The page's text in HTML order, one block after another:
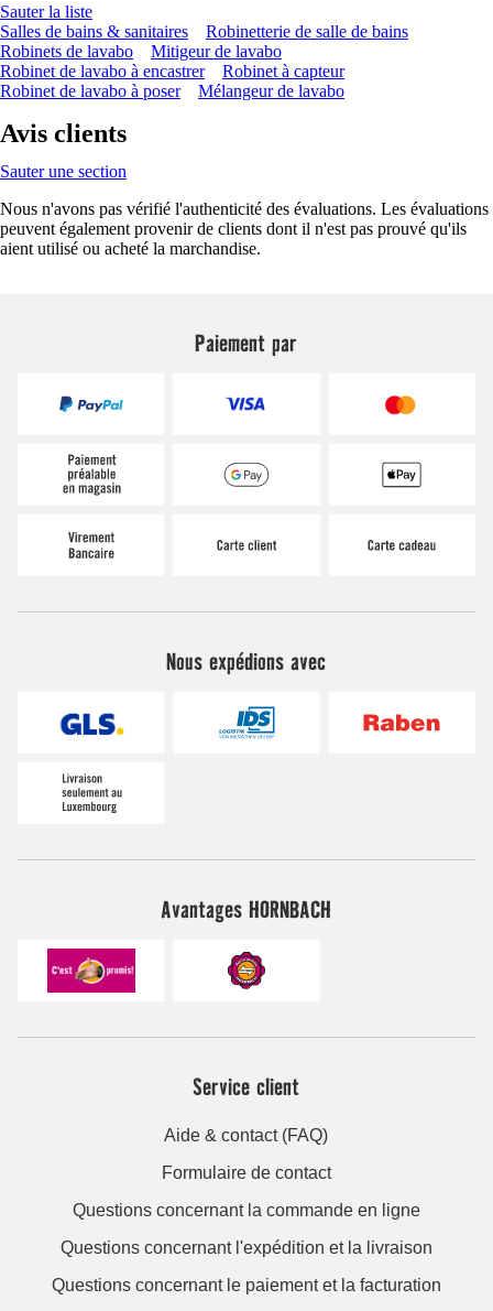
Sauter la liste
Salles de bains & sanitaires
Robinetterie de salle de bains
Robinets de lavabo
Mitigeur de lavabo
Robinet de lavabo à encastrer
Robinet à capteur
Robinet de lavabo à poser
Mélangeur de lavabo
Avis clients
Sauter une section
Nous n'avons pas vérifié l'authenticité des évaluations. Les évaluations
peuvent également provenir de clients dont il n'est pas prouvé qu'ils
aient utilisé ou acheté la marchandise.
Paiement par
Nous expédions avec
Avantages HORNBACH
Service client
Aide & contact (FAQ)
Formulaire de contact
Questions concernant la commande en ligne
Questions concernant l'expédition et la livraison
Questions concernant le paiement et la facturation